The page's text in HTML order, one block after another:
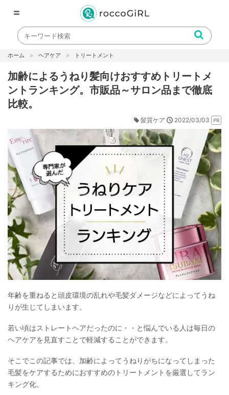
〓
ホーム ヘアケア トリートメント
加齢によるうねり髪向けおすすめトリートメ
ントランキング。市販品～サロン品まで徹底
比較。
髪質ケア 2022/03/03
年齢を重ねると頭皮環境の乱れや毛髪ダメージなどによってうね
りが生じてしまいます。
若い頃はストレートヘアだったのに・・と悩んでいる人は毎日の
ヘアケアを見直すことで軽減することができます。
そこでこの記事では、加齢によってうねりがちになってしまった
毛髪をケアするためにおすすめのトリートメントを厳選してラン
キング化。